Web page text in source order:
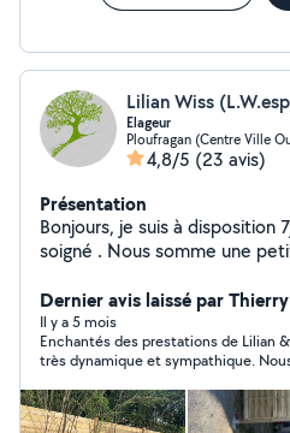
Lilian Wiss
Elageur
Ploufragan (Centre Ville
4,8/5 (23 avis)
Présentation
Bonjours, je suis à disposition
soigné . Nous somme une
travaille comme : - Abattage
hauteur ) - Élagage d'arbres (
Taille de haie -Tonte de pelouse -Création de pelouse -
Pose de clôture ( tout type de
aussi le nettoyage de toiture Devis et déplacement
gratuit n'hésitez pas
Dernier avis laissé par
Il y a 5 mois
Enchantés des prestations de Lilian
très dynamique et sympathique. Nous reviendrons vers eux si